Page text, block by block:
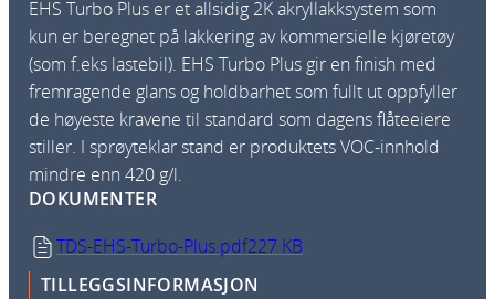
EHS Turbo Plus er et allsidig 2K akryllakksystem som
kun er beregnet på lakkering av kommersielle kjøretøy
(som f.eks lastebil). EHS Turbo Plus gir en finish med
fremragende glans og holdbarhet som fullt ut oppfyller
de høyeste kravene til standard som dagens flåteeiere
stiller. I sprøyteklar stand er produktets VOC-innhold
mindre enn 420 g/l.
DOKUMENTER
TDS-EHS-Turbo-Plus.pdf227 KB
TILLEGGSINFORMASJON